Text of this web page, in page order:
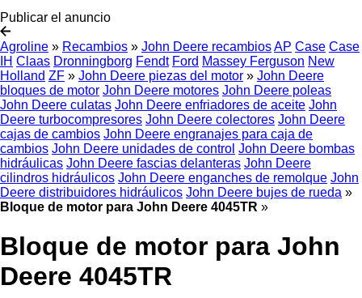
Publicar el anuncio
Agroline » Recambios » John Deere recambiosAP Case Case
IH Claas Dronningborg Fendt Ford Massey Ferguson New
Holland ZF » John Deere piezas del motor » John Deere
bloques de motor John Deere motores John Deere poleas
John Deere culatas John Deere enfriadores de aceite John
Deere turbocompresores John Deere colectores John Deere
cajas de cambios John Deere engranajes para caja de
cambios John Deere unidades de control John Deere bombas
hidráulicas John Deere fascias delanteras John Deere
cilindros hidráulicos John Deere enganches de remolque John
Deere distribuidores hidráulicos John Deere bujes de rueda »
Bloque de motor para John Deere 4045TR »
Bloque de motor para John
Deere 4045TR